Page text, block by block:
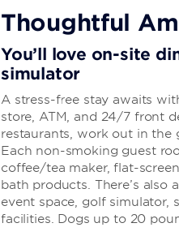
Thoughtful
You’ll love on-site
simulator
A stress-free stay awaits
store, ATM, and 24/7 front
restaurants, work out in the
Each non-smoking guest
coffee/tea maker, flat-
bath products. There’s also
event space, golf simulator,
facilities. Dogs up to 20